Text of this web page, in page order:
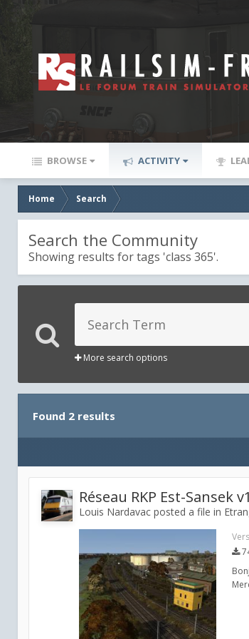
BROWSE ACTIVITY
Home Search
Search the Community
Showing results for tags 'class 365'.
More search options
Found 2 results
Réseau RKP Est-Sansek
Louis Nardavac posted a file in